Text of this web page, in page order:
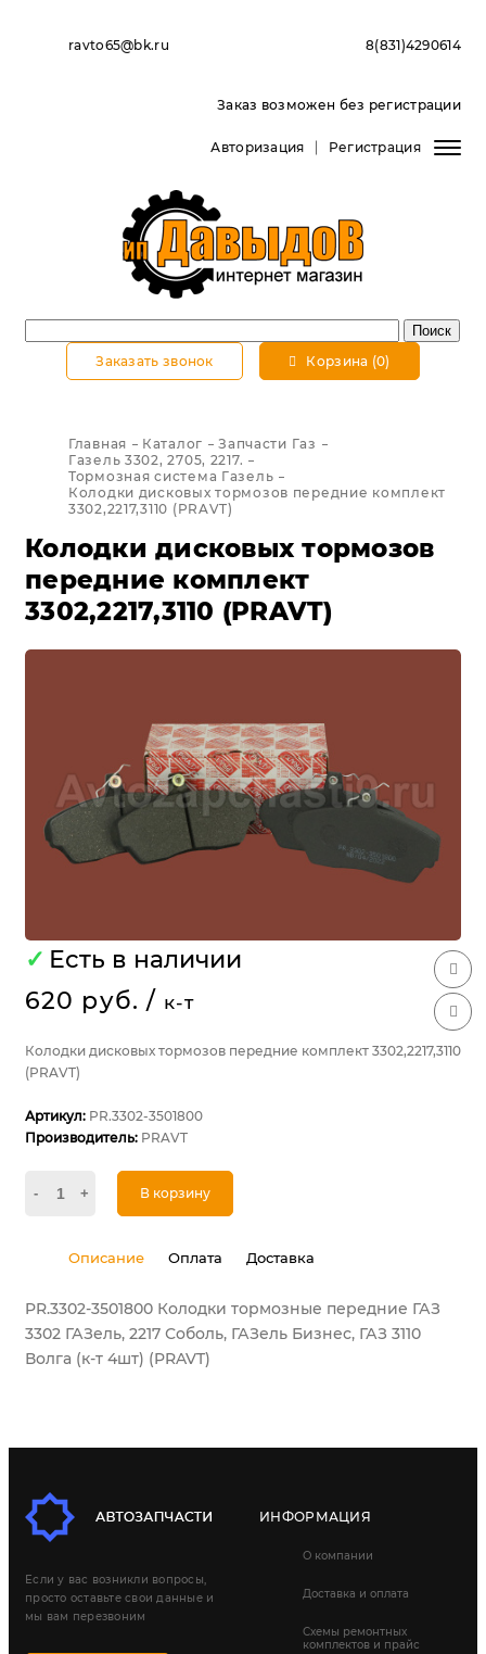
ravto65@bk.ru 8(831)4290614
Заказ возможен без регистрации
Авторизация Регистрация
Заказать звонок Корзина (0)
Главная Каталог
Запчасти Газ
Газель 3302, 2705, 2217.
Тормозная система Газель
Колодки дисковых тормозов передние комплект
3302,2217,3110 (PRAVT)
Колодки дисковых тормозов
передние комплект
3302,2217,3110 (PRAVT)
✓ Есть в наличии
620 руб. / к-т
Колодки дисковых тормозов передние комплект 3302,2217,3110
(PRAVT)
Артикул: PR.3302-3501800
Производитель: PRAVT
- + В корзину
Описание Оплата Доставка
PR.3302-3501800 Колодки тормозные передние ГАЗ
3302 ГАЗель, 2217 Соболь, ГАЗель Бизнес, ГАЗ 3110
Волга (к-т 4шт) (PRAVT)
Если у вас возникли вопросы,
просто оставьте свои данные и
мы вам перезвоним
ИНФОРМАЦИЯ
О компании
Доставка и оплата
Схемы ремонтных
комплектов и прайс